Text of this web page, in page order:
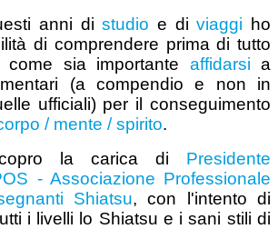
anni distudio e diviaggi ho
di comprendere prima di tutto
sia importante affidarsi a
(a compendio e non in
ufficiali) per il conseguimento
/ mente / spirito.
la carica di Presidente
- Associazione Professionale
Shiatsu, con l'intento di
i livelli lo Shiatsu e i sani stili di